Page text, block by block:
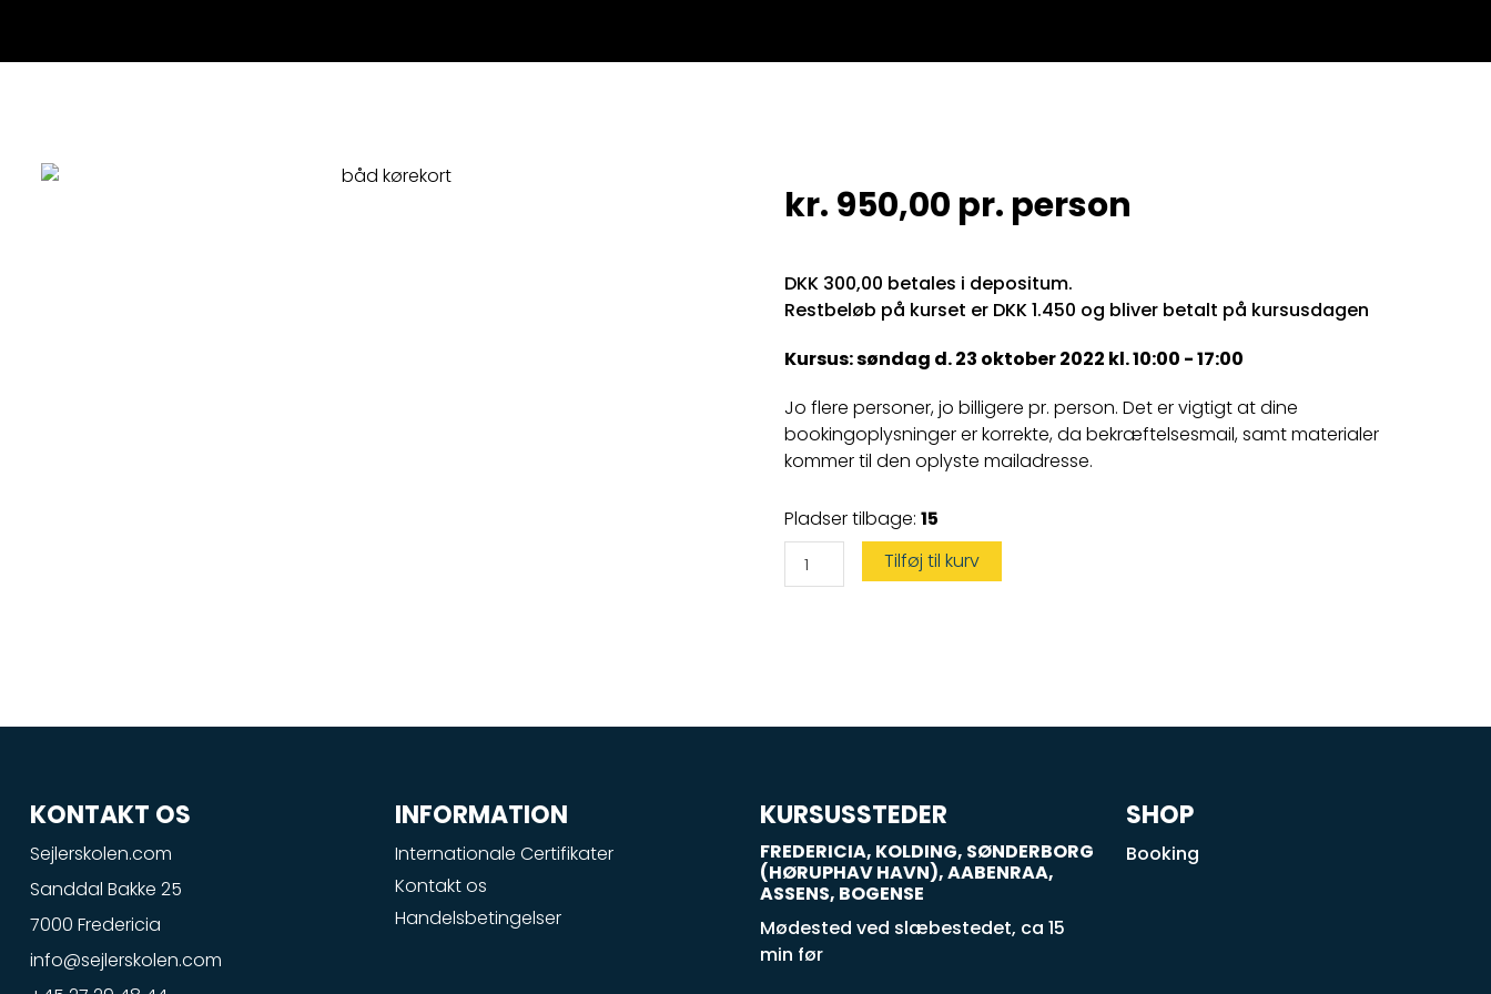
kr. 950,00 pr. person
DKK 300,00 betales i depositum.
Restbeløb på kurset er DKK 1.450 og bliver betalt på kursusdagen
Kursus: søndag d. 23 oktober 2022 kl. 10:00 - 17:00
Jo flere personer, jo billigere pr. person. Det er vigtigt at dine
bookingoplysninger er korrekte, da bekræftelsesmail, samt materialer
kommer til den oplyste mailadresse.
Pladser tilbage: 15
Speedbådskørekort
antal
Tilføj til kurv
KONTAKT OS
Sejlerskolen.com
Sanddal Bakke 25
7000 Fredericia
info@sejlerskolen.com
INFORMATION
Internationale Certifikater
Kontakt os
Handelsbetingelser
KURSUSSTEDER
FREDERICIA, KOLDING, SØNDERBORG
(HØRUPHAV HAVN), AABENRAA,
ASSENS, BOGENSE
Mødested ved slæbestedet, ca 15
min før
SHOP
Booking